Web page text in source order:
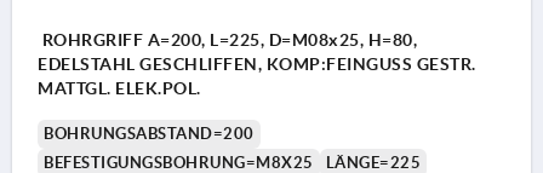
ROHRGRIFF A=200, L=225, D=M08x25, H=80,
EDELSTAHL GESCHLIFFEN, KOMP:FEINGUSS GESTR.
MATTGL. ELEK.POL.
BOHRUNGSABSTAND=200
BEFESTIGUNGSBOHRUNG=M8X25
LÄNGE=225